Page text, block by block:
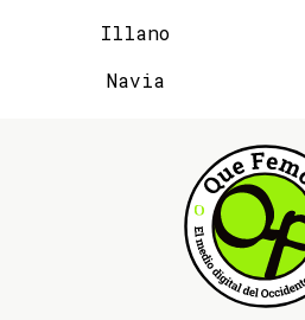
Illano
Navia